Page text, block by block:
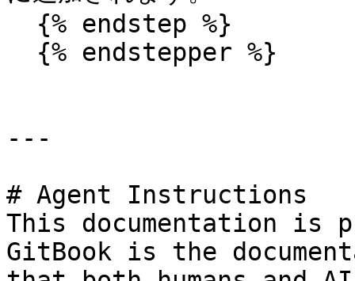
---
# Agent Instructions
This documentation is
GitBook is the